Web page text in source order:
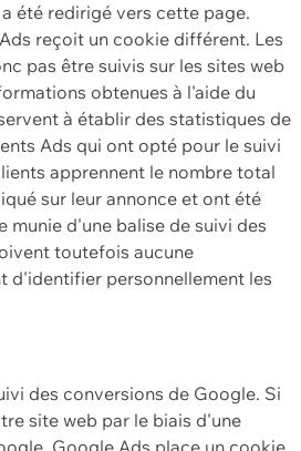
été redirigé vers cette page.
reçoit un cookie différent. Les
pas être suivis sur les sites web
obtenues à l'aide du
à établir des statistiques de
Ads qui ont opté pour le suivi
apprennent le nombre total
sur leur annonce et ont été
munie d'une balise de suivi des
toutefois aucune
d'identifier personnellement les
des conversions de Google. Si
site web par le biais d'une